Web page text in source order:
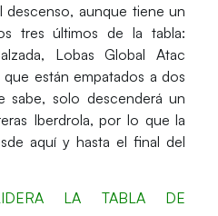
descenso, aunque tiene un
tres últimos de la tabla:
Lobas Global Atac
que están empatados a dos
sabe, solo descenderá un
Iberdrola, por lo que la
aquí y hasta el final del
LA TABLA DE